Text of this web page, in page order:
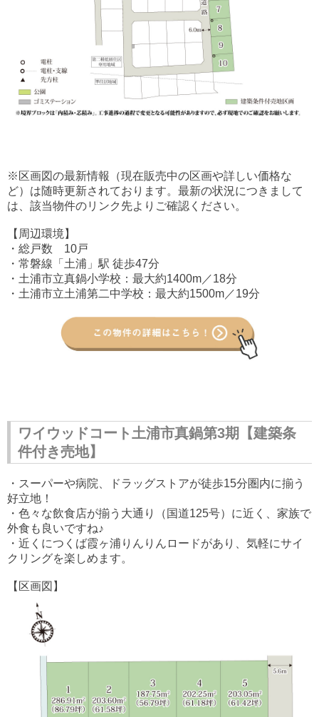
※区画図の最新情報（現在販売中の区画や詳しい価格な
ど）は随時更新されております。最新の状況につきまして
は、該当物件のリンク先よりご確認ください。
【周辺環境】
・総戸数 10戸
・常磐線「土浦」駅 徒歩47分
・土浦市立真鍋小学校：最大約1400m／18分
・土浦市立土浦第二中学校：最大約1500m／19分
ワイウッドコート土浦市真鍋第3期【建築条
件付き売地】
・スーパーや病院、ドラッグストアが徒歩15分圏内に揃う
好立地！
・色々な飲食店が揃う大通り（国道125号）に近く、家族で
外食も良いですね♪
・近くにつくば霞ヶ浦りんりんロードがあり、気軽にサイ
クリングを楽しめます。
【区画図】